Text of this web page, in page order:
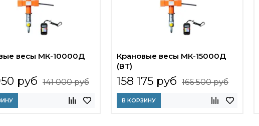
весы МК-10000Д
руб 141 000 руб
Крановые весы МК-15000Д
(ВТ)
158 175 руб 166 500 руб
В КОРЗИНУ